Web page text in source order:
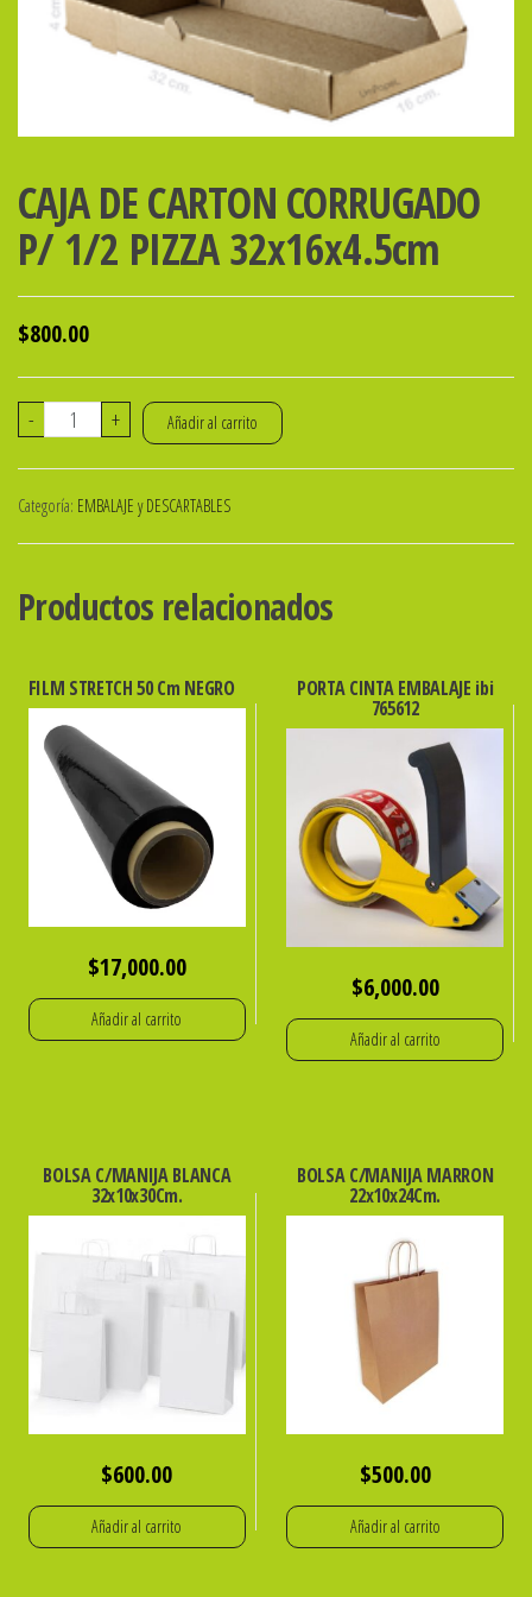
CAJA DE CARTON CORRUGADO
P/ 1/2 PIZZA 32x16x4.5cm
$800.00
-
CAJA
CORRUGADO
P/
PIZZA
cantidad
+ Añadir al carrito
Categoría: EMBALAJE y DESCARTABLES
Productos relacionados
FILM STRETCH 50 Cm NEGRO
$17,000.00
Añadir al carrito
PORTA CINTA EMBALAJE ibi
765612
$6,000.00
Añadir al carrito
BOLSA C/MANIJA BLANCA
32x10x30Cm.
$600.00
Añadir al carrito
BOLSA C/MANIJA MARRON
22x10x24Cm.
$500.00
Añadir al carrito